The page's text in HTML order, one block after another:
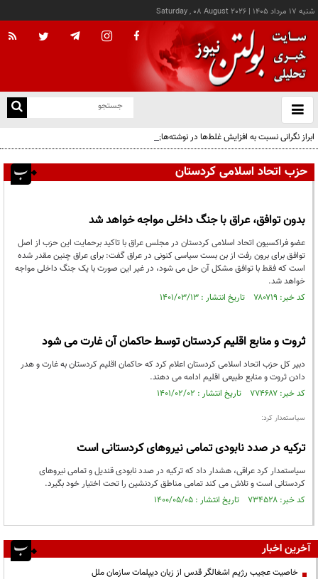
شنبه ۱۷ مرداد ۱۴۰۵ |
Saturday , 08 August 2026
باز
و
ابراز نگرانی نسبت به افزایش غلط‌ها در نوشته‌های شهری
حزب اتحاد اسلامی کردستان
بدون توافق، عراق با جنگ داخلی مواجه خواهد شد
عضو فراکسیون اتحاد اسلامی کردستان در مجلس عراق با تاکید برحمایت این حزب از اصل
توافق برای برون رفت از بن بست سیاسی کنونی در عراق گفت: برای عراق چنین مقدر شده
است که فقط با توافق مشکل آن حل می شود، در غیر این صورت با یک جنگ داخلی مواجه
خواهد شد.
کد خبر: ۷۸۰۷۱۹ تاریخ انتشار : ۱۴۰۱/۰۳/۱۳
ثروت و منابع اقلیم کردستان توسط حاکمان آن غارت می شود
دبیر کل حزب اتحاد اسلامی کردستان اعلام کرد کە حاکمان اقلیم کردستان بە غارت و هدر
دادن ثروت و منابع طبیعی اقلیم ادامە می دهند.
کد خبر: ۷۷۴۶۸۷ تاریخ انتشار : ۱۴۰۱/۰۲/۰۲
سیاستمدار کرد:
ترکیه در صدد نابودی تمامی نیروهای کردستانی است
سیاستمدار کرد عراقی، هشدار داد که ترکیه در صدد نابودی قندیل و تمامی نیروهای
کردستانی است و تلاش می کند تمامی مناطق کردنشین را تحت اختیار خود بگیرد.
کد خبر: ۷۳۴۵۲۸ تاریخ انتشار : ۱۴۰۰/۰۵/۰۵
آخرین اخبار
خاصیت عجیب رژیم اشغالگر قدس از زبان دیپلمات سازمان ملل